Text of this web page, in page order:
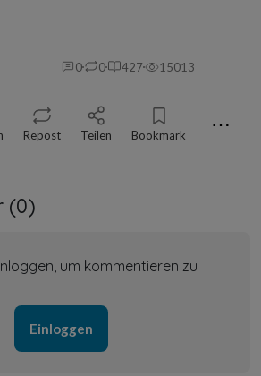
0 0 427 15013
Repost Teilen Bookmark ⋯
(0)
um kommentieren zu
Einloggen